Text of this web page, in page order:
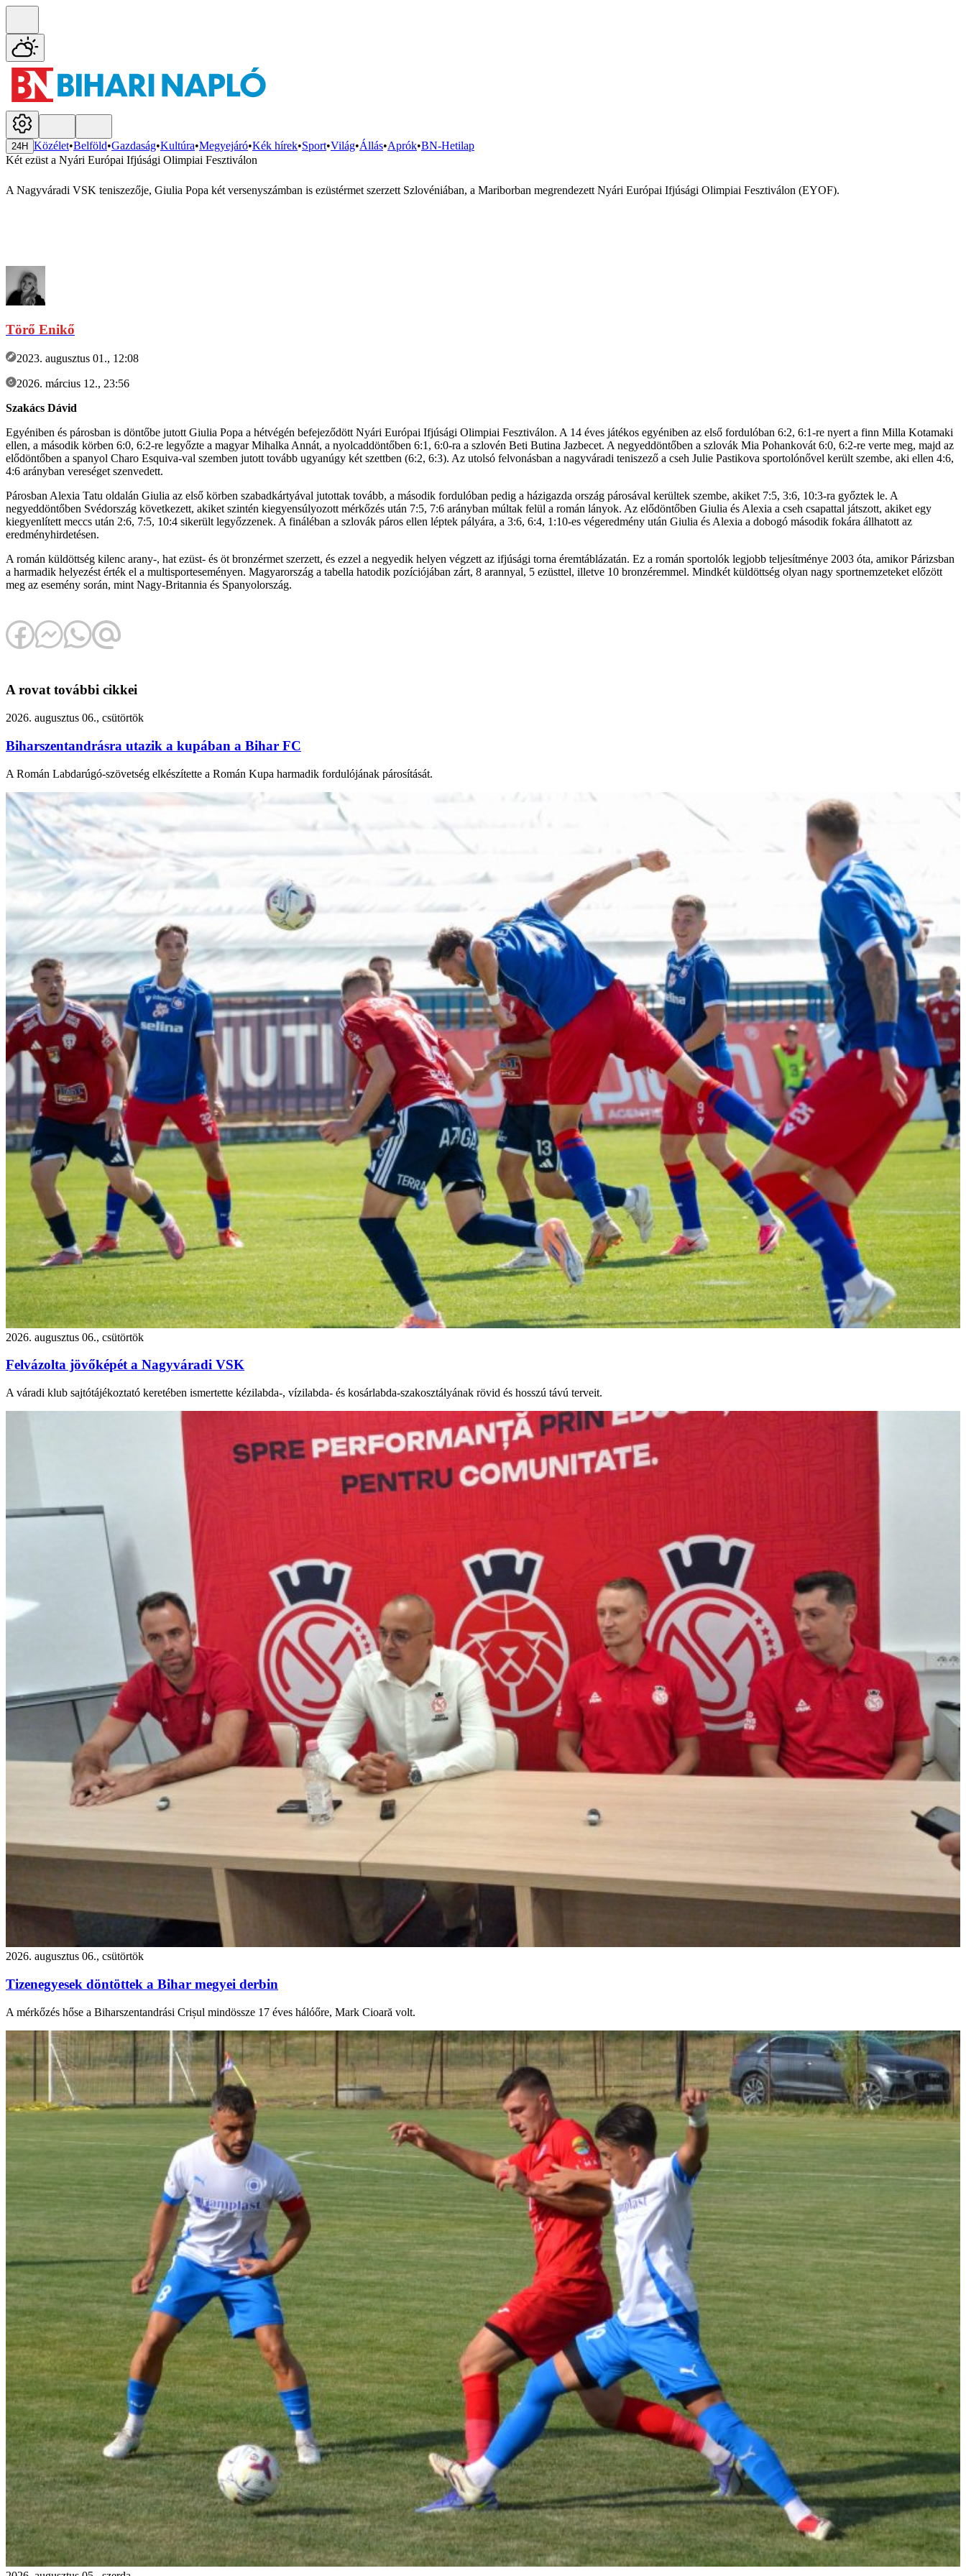
24H Közélet•Belföld•Gazdaság•Kultúra•Megyejáró•Kék hírek•Sport•Világ•Állás•Aprók•BN-Hetilap
Két ezüst a Nyári Európai Ifjúsági Olimpiai Fesztiválon
A Nagyváradi VSK teniszezője, Giulia Popa két versenyszámban is ezüstérmet szerzett Szlovéniában, a Mariborban megrendezett Nyári Európai Ifjúsági Olimpiai Fesztiválon (EYOF).
Törő Enikő
2023. augusztus 01., 12:08
2026. március 12., 23:56
Szakács Dávid
Egyéniben és párosban is döntőbe jutott Giulia Popa a hétvégén befejeződött Nyári Európai Ifjúsági Olimpiai Fesztiválon. A 14 éves játékos egyéniben az első fordulóban 6:2, 6:1-re nyert a finn Milla Kotamaki
ellen, a második körben 6:0, 6:2-re legyőzte a magyar Mihalka Annát, a nyolcaddöntőben 6:1, 6:0-ra a szlovén Beti Butina Jazbecet. A negyeddöntőben a szlovák Mia Pohankovát 6:0, 6:2-re verte meg, majd az
elődöntőben a spanyol Charo Esquiva-val szemben jutott tovább ugyanúgy két szettben (6:2, 6:3). Az utolsó felvonásban a nagyváradi teniszező a cseh Julie Pastikova sportolónővel került szembe, aki ellen 4:6,
4:6 arányban vereséget szenvedett.
Párosban Alexia Tatu oldalán Giulia az első körben szabadkártyával jutottak tovább, a második fordulóban pedig a házigazda ország párosával kerültek szembe, akiket 7:5, 3:6, 10:3-ra győztek le. A
negyeddöntőben Svédország következett, akiket szintén kiegyensúlyozott mérkőzés után 7:5, 7:6 arányban múltak felül a román lányok. Az elődöntőben Giulia és Alexia a cseh csapattal játszott, akiket egy
kiegyenlített meccs után 2:6, 7:5, 10:4 sikerült legyőzzenek. A fináléban a szlovák páros ellen léptek pályára, a 3:6, 6:4, 1:10-es végeredmény után Giulia és Alexia a dobogó második fokára állhatott az
eredményhirdetésen.
A román küldöttség kilenc arany-, hat ezüst- és öt bronzérmet szerzett, és ezzel a negyedik helyen végzett az ifjúsági torna éremtáblázatán. Ez a román sportolók legjobb teljesítménye 2003 óta, amikor Párizsban
a harmadik helyezést érték el a multisporteseményen. Magyarország a tabella hatodik pozíciójában zárt, 8 arannyal, 5 ezüsttel, illetve 10 bronzéremmel. Mindkét küldöttség olyan nagy sportnemzeteket előzött
meg az esemény során, mint Nagy-Britannia és Spanyolország.
A rovat további cikkei
2026. augusztus 06., csütörtök
Biharszentandrásra utazik a kupában a Bihar FC
A Román Labdarúgó-szövetség elkészítette a Román Kupa harmadik fordulójának párosítását.
2026. augusztus 06., csütörtök
Felvázolta jövőképét a Nagyváradi VSK
A váradi klub sajtótájékoztató keretében ismertette kézilabda-, vízilabda- és kosárlabda-szakosztályának rövid és hosszú távú terveit.
2026. augusztus 06., csütörtök
Tizenegyesek döntöttek a Bihar megyei derbin
A mérkőzés hőse a Biharszentandrási Crișul mindössze 17 éves hálóőre, Mark Cioară volt.